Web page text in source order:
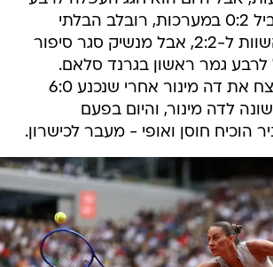
הגמר: הצ'כי הוביל 0:2 במערכות, רובלב הבלתי
שביר הצליח להשוות ל-2:2, אבל מנשיק סגר סיפור
העפיל לרבע גמר ראשון בגרנד סלאם.
כזכור, מנשיק ניצח את דה מינור אחרי שנכנע 6:0
לדה מינור, והיום בפעם
הוכיח חוסן ואופי - מעבר לכישרון.